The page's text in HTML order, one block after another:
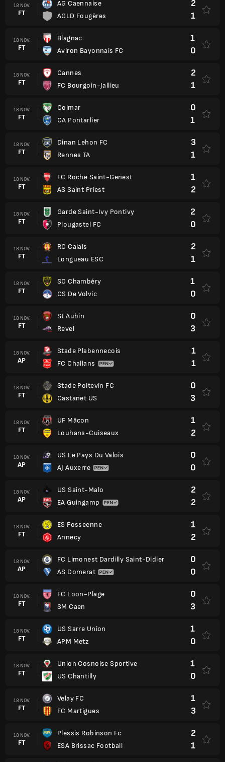
18 NOV.
FT
AG Caennaise
AGLD Fougères
2
1
18 NOV.
FT
Blagnac
Aviron Bayonnais FC
1
0
18 NOV.
FT
Cannes
FC Bourgoin-Jallieu
2
1
18 NOV.
FT
Colmar
CA Pontarlier
0
1
18 NOV.
FT
Dinan Lehon FC
Rennes TA
3
1
18 NOV.
FT
FC Roche Saint-Genest
AS Saint Priest
1
2
18 NOV.
FT
Garde Saint-Ivy Pontivy
Plougastel FC
2
0
18 NOV.
FT
RC Calais
Longueau ESC
2
1
18 NOV.
FT
SO Chambéry
CS De Volvic
1
0
18 NOV.
FT
St Aubin
Revel
0
3
18 NOV.
AP
Stade Plabennecois
FC Challans
1
1
18 NOV.
FT
Stade Poitevin FC
Castanet US
0
3
18 NOV.
FT
UF Mâcon
Louhans-Cuiseaux
1
2
18 NOV.
AP
US Le Pays Du Valois
AJ Auxerre
0
0
18 NOV.
AP
US Saint-Malo
EA Guingamp
2
2
18 NOV.
FT
ES Fosseenne
Annecy
1
2
18 NOV.
AP
FC Limonest Dardilly Saint-Didier
AS Domerat
0
0
18 NOV.
FT
FC Loon-Plage
SM Caen
0
3
18 NOV.
FT
US Sarre Union
APM Metz
1
0
18 NOV.
FT
Union Cosnoise Sportive
US Chantilly
1
0
18 NOV.
FT
Velay FC
FC Martigues
1
3
18 NOV.
FT
Plessis Robinson Fc
ESA Brissac Football
2
1